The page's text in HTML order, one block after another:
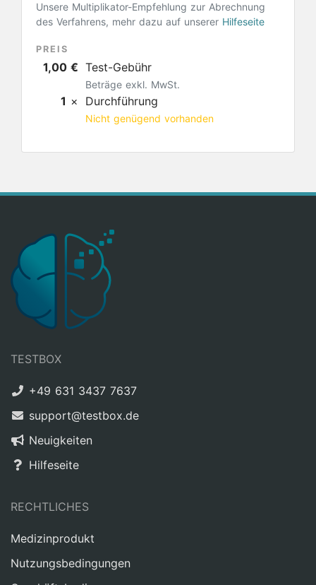
Unsere Multiplikator-Empfehlung zur Abrechnung
des Verfahrens, mehr dazu auf unserer Hilfeseite
PREIS
1,00 € Test-Gebühr
Beträge exkl. MwSt.
1 × Durchführung
Nicht genügend vorhanden
TESTBOX
+49 631 3437 7637
support@testbox.de
Neuigkeiten
Hilfeseite
RECHTLICHES
Medizinprodukt
Nutzungsbedingungen